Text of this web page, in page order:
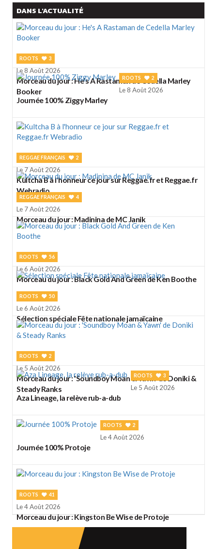
DANS L'ACTUALITÉ
ROOTS 3
Le 8 Août 2026
Morceau du jour : He's A Rastaman de Cedella Marley
Booker
ROOTS 2
Le 8 Août 2026
Journée 100% Ziggy Marley
REGGAE FRANÇAIS 2
Le 7 Août 2026
Kultcha B à l'honneur ce jour sur Reggae.fr et Reggae.fr
Webradio
REGGAE FRANÇAIS 4
Le 7 Août 2026
Morceau du jour : Madinina de MC Janik
ROOTS 56
Le 6 Août 2026
Morceau du jour : Black Gold And Green de Ken Boothe
ROOTS 50
Le 6 Août 2026
Sélection spéciale Fête nationale jamaïcaine
ROOTS 2
Le 5 Août 2026
Morceau du jour : 'Soundboy Moan & Yawn' de Doniki &
Steady Ranks
ROOTS 3
Le 5 Août 2026
Aza Lineage, la relève rub-a-dub
ROOTS 2
Le 4 Août 2026
Journée 100% Protoje
ROOTS 41
Le 4 Août 2026
Morceau du jour : Kingston Be Wise de Protoje